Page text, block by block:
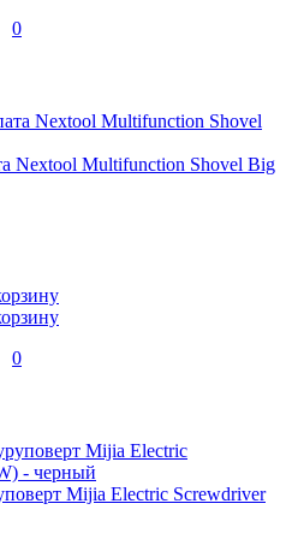
0
Nextool Multifunction Shovel Big
0
Mijia Electric Screwdriver